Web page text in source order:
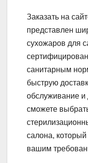
Заказать на
представлен
сухожаров для
санитарным
быструю
обслуживание
сможете
салона, который
вашим